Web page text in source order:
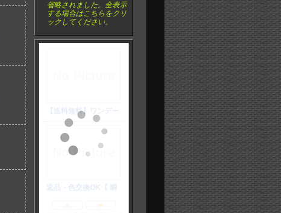
省略されました。全表示
する場合はこちらをクリ
ックしてください。